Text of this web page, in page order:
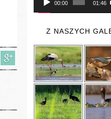
00:00 01:46
Z NASZYCH